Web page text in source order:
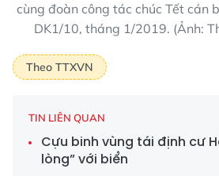
cùng đoàn công tác chúc Tết cán
DK1/10, tháng 1/2019. (Ảnh:
Theo TTXVN
TIN LIÊN QUAN
Cựu binh vùng tái định cư
lòng” với biển